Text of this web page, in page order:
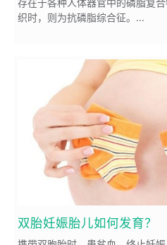
织时，则为抗磷脂综合征。...
双胎妊娠胎儿如何发育？